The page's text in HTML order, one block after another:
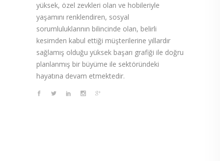
yüksek, özel zevkleri olan ve hobileriyle
yaşamını renklendiren, sosyal
sorumluluklarının bilincinde olan, belirli
kesimden kabul ettiği müşterilerine yıllardır
sağlamış olduğu yüksek başarı grafiği ile doğru
planlanmış bir büyüme ile sektöründeki
hayatına devam etmektedir.